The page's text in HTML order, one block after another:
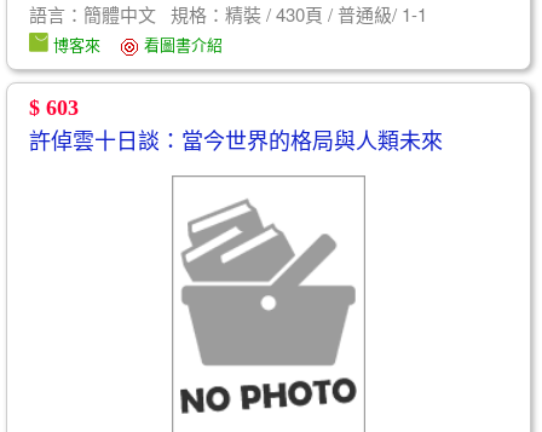
語言：簡體中文 規格：精裝 / 430頁 / 普通級/ 1-1
博客來 看圖書介紹
$ 603
許倬雲十日談：當今世界的格局與人類未來